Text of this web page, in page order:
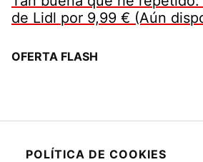
de Lidl por 9,99 € (Aún
OFERTA FLASH
POLÍTICA DE COOKIES